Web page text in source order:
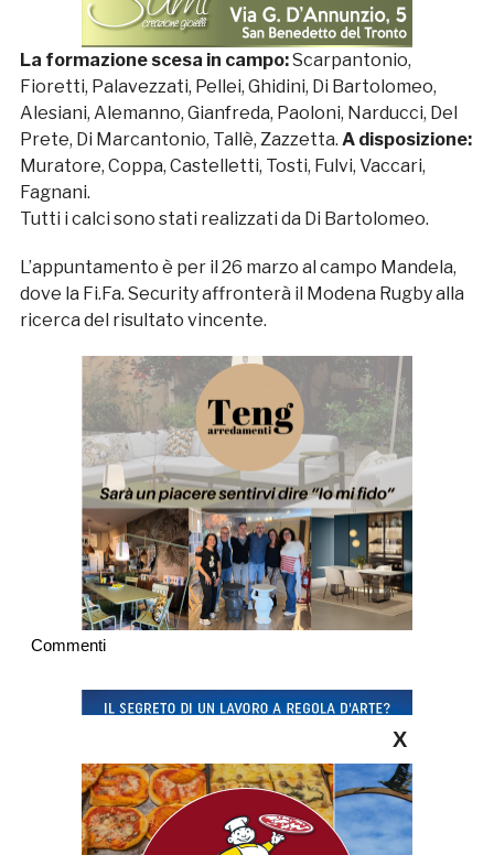
La formazione scesa in campo:Scarpantonio,
Fioretti, Palavezzati, Pellei, Ghidini, Di Bartolomeo,
Alesiani, Alemanno, Gianfreda, Paoloni, Narducci, Del
Prete, Di Marcantonio, Tallè, Zazzetta. A disposizione:
Muratore, Coppa, Castelletti, Tosti, Fulvi, Vaccari,
Fagnani.
Tutti i calci sono stati realizzati da Di Bartolomeo.
L’appuntamento è per il 26 marzo al campo Mandela,
dove la Fi.Fa. Security affronterà il Modena Rugby alla
ricerca del risultato vincente.
Commenti
X